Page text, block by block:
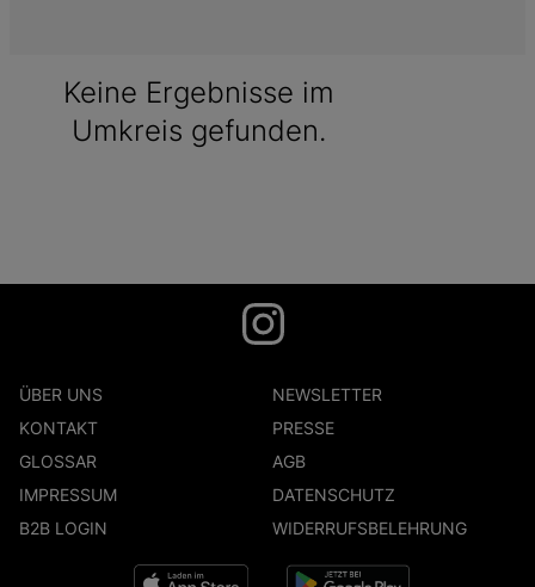
Keine Ergebnisse im
Umkreis gefunden.
ÜBER UNS
NEWSLETTER
KONTAKT
PRESSE
GLOSSAR
AGB
IMPRESSUM
DATENSCHUTZ
B2B LOGIN
WIDERRUFSBELEHRUNG